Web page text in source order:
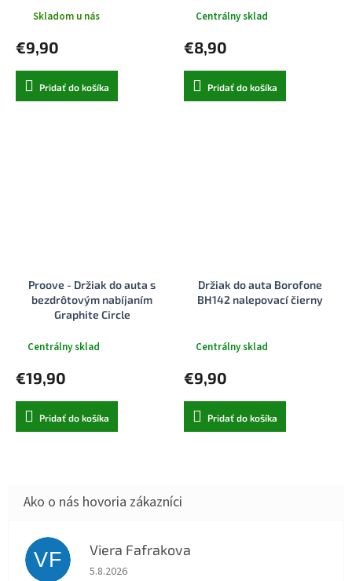
Skladom u nás
€9,90
Pridať do košíka
Centrálny sklad
€8,90
Pridať do košíka
Proove - Držiak do auta s
bezdrôtovým nabíjaním
Graphite Circle
ventilačnej mriežky, Qi2, 15W,
Centrálny sklad
€19,90
Pridať do košíka
Držiak do auta Borofone
BH142 nalepovací čierny
Centrálny sklad
€9,90
Pridať do košíka
VF Viera Fafrakova
Hodnotenie obchodu je 5 z 5 hviezdičiek.
5.8.2026